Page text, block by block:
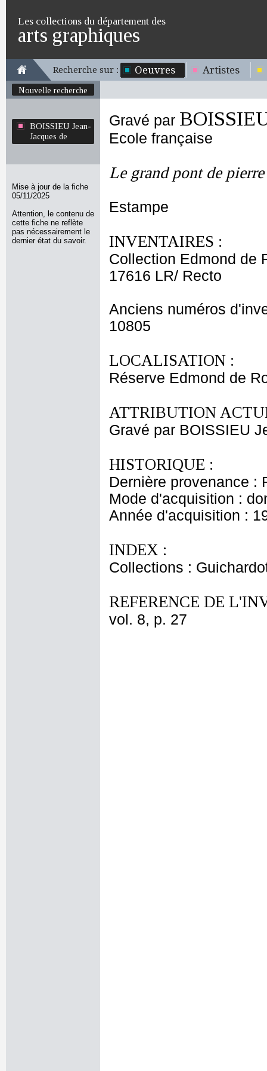
Les collections du département des
arts graphiques
Recherche sur : Oeuvres Artistes
Nouvelle recherche
BOISSIEU Jean-
Jacques de
Mise à jour de la fiche
05/11/2025
Attention, le contenu de
cette fiche ne reflète
pas nécessairement le
dernier état du savoir.
Gravé par
Ecole française
Le grand pont de pierre
Estampe
INVENTAIRES :
Collection Edmond de
17616 LR/ Recto
Anciens numéros
10805
LOCALISATION :
Réserve Edmond de
ATTRIBUTION
Gravé par BOISSIEU
HISTORIQUE :
Dernière provenance :
Mode d'acquisition :
Année d'acquisition :
INDEX :
Collections :
REFERENCE DE
vol. 8, p. 27